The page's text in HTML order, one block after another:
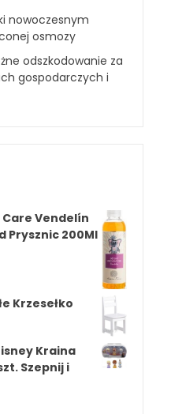
nowoczesnym
osmozy
odszkodowanie za
gospodarczych i
Care Vendelín
Prysznic 200Ml
Krzesełko
Kraina
Szepnij i